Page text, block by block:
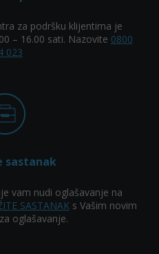
za podršku klijentima je
– 16.00 sati. Nazovite 0800
023
sastanak
vam nudi oglašavanje na
SASTANAKs Vašim novim
oglašavanje.